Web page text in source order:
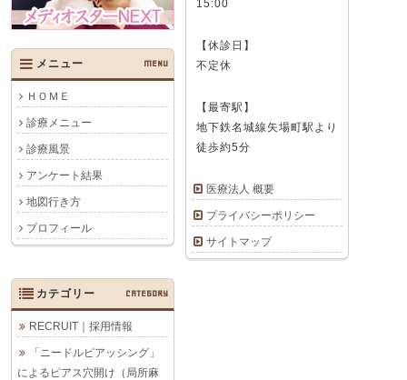
メニュー MENU
ＨＯＭＥ
診療メニュー
診療風景
アンケート結果
地図行き方
プロフィール
15:00
【休診日】
不定休
【最寄駅】
地下鉄名城線矢場町駅より
徒歩約5分
医療法人 概要
プライバシーポリシー
サイトマップ
カテゴリー CATEGORY
RECRUIT｜採用情報
「ニードルピアッシング」
によるピアス穴開け（局所麻